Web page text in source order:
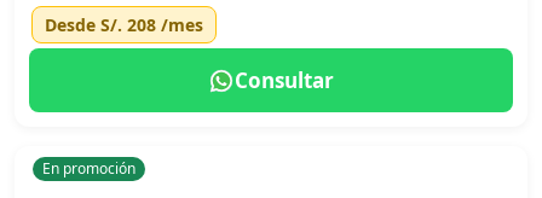
Desde S/. 208 /mes
Consultar
En promoción